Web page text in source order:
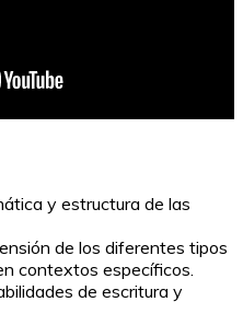
y estructura de las
de los diferentes tipos
contextos específicos.
de escritura y